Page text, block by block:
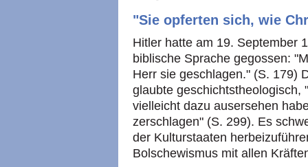
"Sie opferten sich, wie
Hitler hatte am 19. September
biblische Sprache gegossen:
Herr sie geschlagen." (S. 179)
glaubte geschichtstheologisch,
vielleicht dazu ausersehen
zerschlagen" (S. 299). Es
der Kulturstaaten
Bolschewismus mit allen